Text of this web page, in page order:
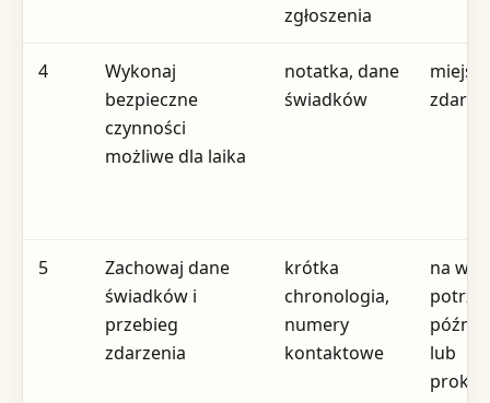
zgłoszenia
4
Wykonaj
bezpieczne
czynności
możliwe dla laika
notatka, dane
świadków
5
Zachowaj dane
świadków i
przebieg
zdarzenia
krótka
chronologia,
numery
kontaktowe
na
lub